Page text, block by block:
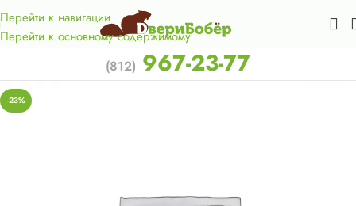
Перейти к навигации
Перейти к основному содержимому
км. от КАД.
(812) 967-23-77
-23%